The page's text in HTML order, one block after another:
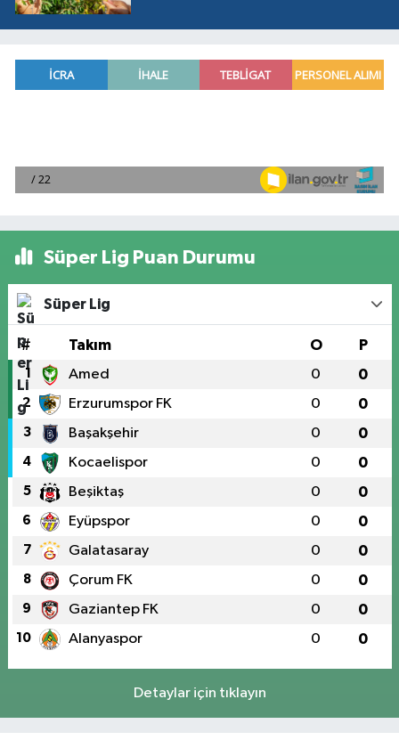
Süper Lig Puan Durumu
Süper Lig
# Takım O P
1 Amed 0 0
2 Erzurumspor FK 0 0
3 Başakşehir 0 0
4 Kocaelispor 0 0
5 Beşiktaş 0 0
6 Eyüpspor 0 0
7 Galatasaray 0 0
8 Çorum FK 0 0
9 Gaziantep FK 0 0
10 Alanyaspor 0 0
Detaylar için tıklayın